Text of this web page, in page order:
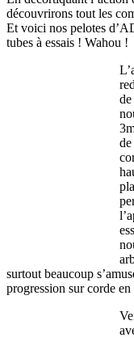
découvrirons tout les
Et voici nos pelotes
tubes à essais ! Wahou !
surtout beaucoup
progression sur corde